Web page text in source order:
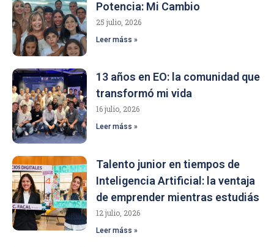
Potencia: Mi Cambio
25 julio, 2026
Leer máss »
13 años en EO: la comunidad que
transformó mi vida
16 julio, 2026
Leer máss »
Talento junior en tiempos de
Inteligencia Artificial: la ventaja
de emprender mientras estudiás
12 julio, 2026
Leer máss »